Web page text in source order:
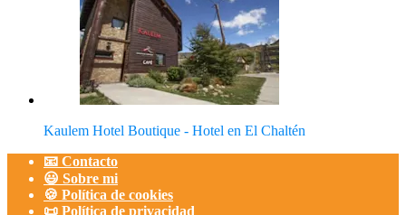
Kaulem Hotel Boutique - Hotel en El Chaltén
📧 Contacto
😃 Sobre mi
🍪 Política de cookies
📜 Política de privacidad